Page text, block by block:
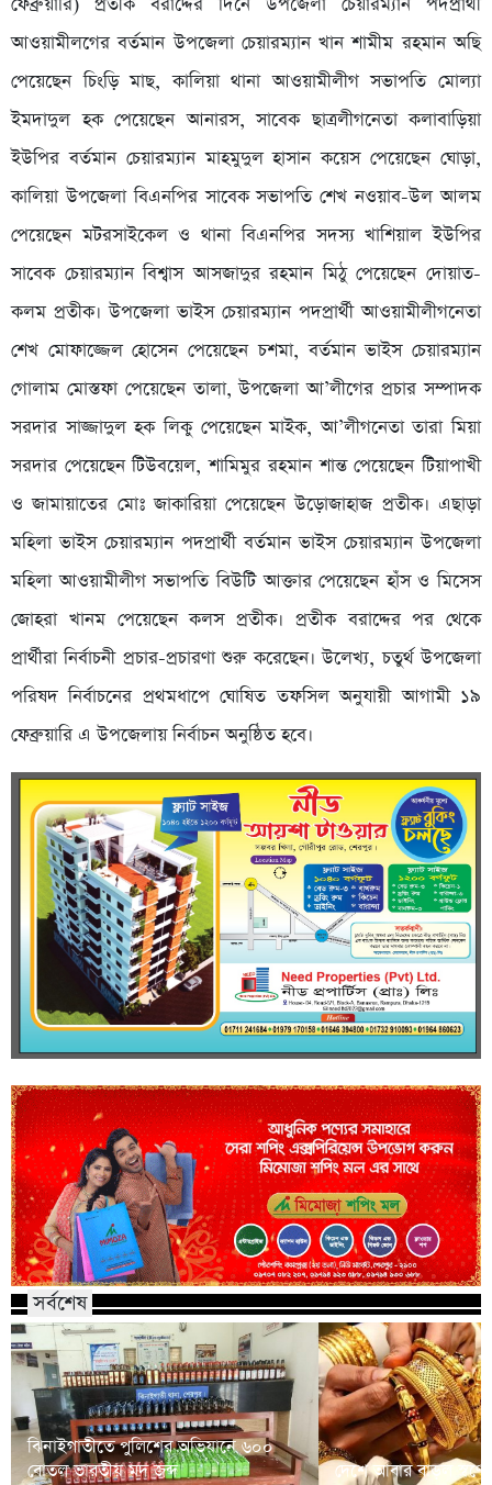
আওয়ামীলগের বর্তমান উপজেলা চেয়ারম্যান খান শামীম রহমান অছি
পেয়েছেন চিংড়ি মাছ, কালিয়া থানা আওয়ামীলীগ সভাপতি মোল্যা
ইমদাদুল হক পেয়েছেন আনারস, সাবেক ছাত্রলীগনেতা কলাবাড়িয়া
ইউপির বর্তমান চেয়ারম্যান মাহমুদুল হাসান কয়েস পেয়েছেন ঘোড়া,
কালিয়া উপজেলা বিএনপির সাবেক সভাপতি শেখ নওয়াব-উল আলম
পেয়েছেন মটরসাইকেল ও থানা বিএনপির সদস্য খাশিয়াল ইউপির
সাবেক চেয়ারম্যান বিশ্বাস আসজাদুর রহমান মিঠু পেয়েছেন দোয়াত-
কলম প্রতীক। উপজেলা ভাইস চেয়ারম্যান পদপ্রার্থী আওয়ামীলীগনেতা
শেখ মোফাজ্জেল হোসেন পেয়েছেন চশমা, বর্তমান ভাইস চেয়ারম্যান
গোলাম মোস্তফা পেয়েছেন তালা, উপজেলা আ’লীগের প্রচার সম্পাদক
সরদার সাজ্জাদুল হক লিকু পেয়েছেন মাইক, আ’লীগনেতা তারা মিয়া
সরদার পেয়েছেন টিউবয়েল, শামিমুর রহমান শান্ত পেয়েছেন টিয়াপাখী
ও জামায়াতের মোঃ জাকারিয়া পেয়েছেন উড়োজাহাজ প্রতীক। এছাড়া
মহিলা ভাইস চেয়ারম্যান পদপ্রার্থী বর্তমান ভাইস চেয়ারম্যান উপজেলা
মহিলা আওয়ামীলীগ সভাপতি বিউটি আক্তার পেয়েছেন হাঁস ও মিসেস
জোহরা খানম পেয়েছেন কলস প্রতীক। প্রতীক বরাদ্দের পর থেকে
প্রার্থীরা নির্বাচনী প্রচার-প্রচারণা শুরু করেছেন। উলে­খ্য, চতুর্থ উপজেলা
পরিষদ নির্বাচনের প্রথমধাপে ঘোষিত তফসিল অনুযায়ী আগামী ১৯
ফেব্রুয়ারি এ উপজেলায় নির্বাচন অনুষ্ঠিত হবে।
সর্বশেষ
ঝিনাইগাতীতে পুলিশের অভিযানে ৬০০
বোতল ভারতীয় মদ জব্দ
দেশে আবার বাড়ল